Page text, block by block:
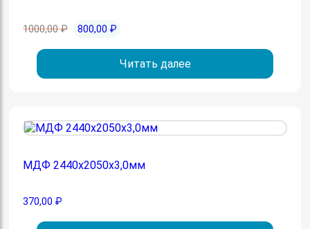
1000,00₽
Первоначальная
1000,00 ₽.
800,00 ₽
Читать далее
МДФ 2440х2050х3,0мм
370,00 ₽